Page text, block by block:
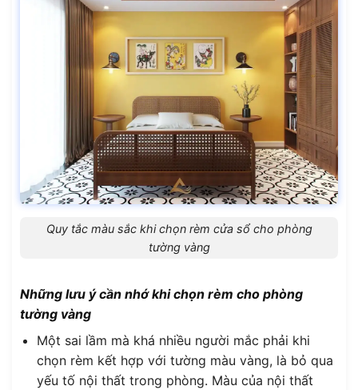
Quy tắc màu sắc khi chọn rèm cửa sổ cho phòng
tường vàng
Những lưu ý cần nhớ khi chọn rèm cho phòng
tường vàng
Một sai lầm mà khá nhiều người mắc phải khi
chọn rèm kết hợp với tường màu vàng, là bỏ qua
yếu tố nội thất trong phòng. Màu của nội thất